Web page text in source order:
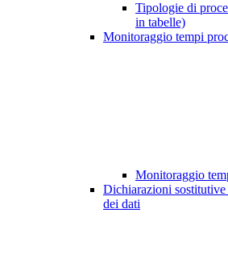
Tipologie di
in tabelle)
Monitoraggio tempi
Monitoraggio
Dichiarazioni
dei dati